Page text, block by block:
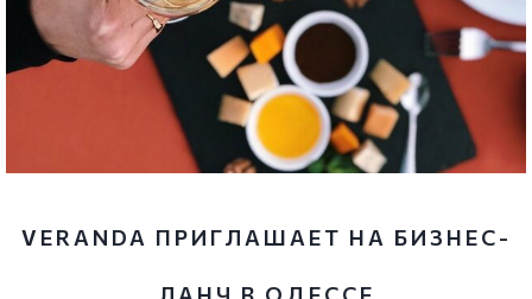
VERANDA ПРИГЛАШАЕТ НА БИЗНЕС-